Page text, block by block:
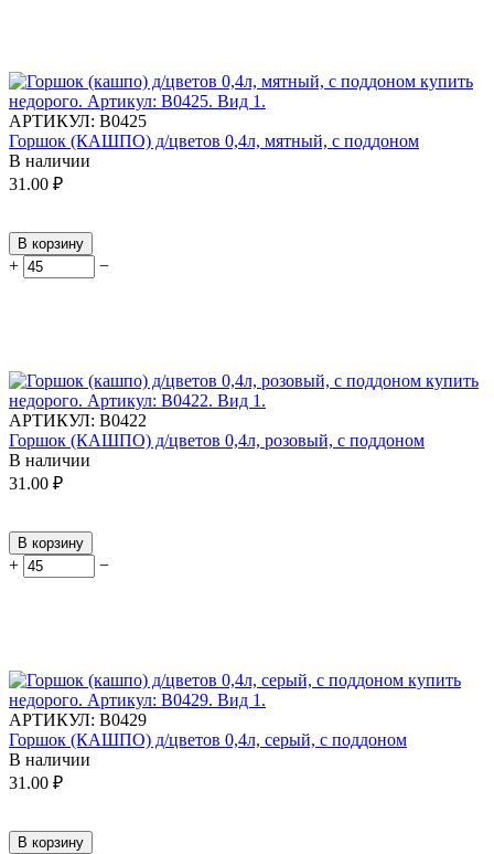
АРТИКУЛ: В0425
Горшок (КАШПО) д/цветов 0,4л, мятный, с поддоном
В наличии
31.00 ₽
В корзину
+ −
АРТИКУЛ: В0422
Горшок (КАШПО) д/цветов 0,4л, розовый, с поддоном
В наличии
31.00 ₽
В корзину
+ −
АРТИКУЛ: В0429
Горшок (КАШПО) д/цветов 0,4л, серый, с поддоном
В наличии
31.00 ₽
В корзину